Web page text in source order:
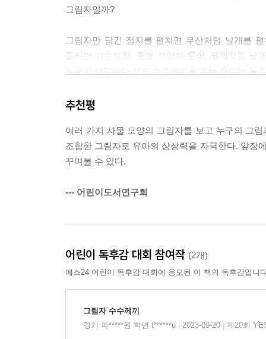
그림자일까?
그림자만 담긴 접지를 펼치면 우산처럼 날개를
올라탄 고슴도치, 꽃병 모양의 문어, 부채처럼 날
『누구 그림자일까?』는 도서출판 보림이 그림
추천평
여러 가지 사물 모양의 그림자를 보고 누구의 그
조합한 그림자로 유아의 상상력을 자극한다. 앞장
꾸며볼 수 있다.
--- 어린이도서연구회
어린이 독후감 대회 참여작 (2개)
예스24 어린이 독후감 대회에 응모된 이 책의 독후감입니
그림자 수수께끼
경기 파*****원 학년 t******u
2023-09-20 제20회